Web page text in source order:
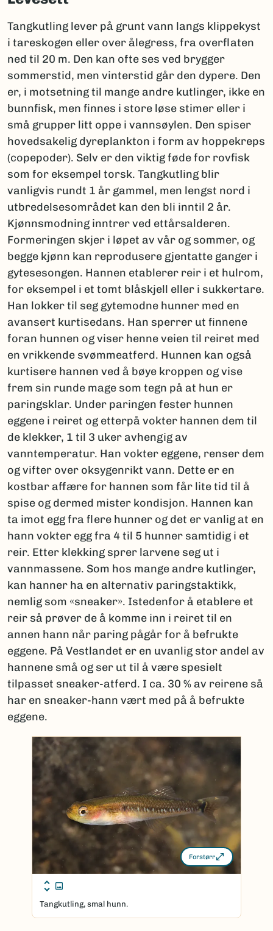
Tangkutling lever på grunt vann langs klippekyst
i tareskogen eller over ålegress, fra overflaten
ned til 20 m. Den kan ofte ses ved brygger
sommerstid, men vinterstid går den dypere. Den
er, i motsetning til mange andre kutlinger, ikke en
bunnfisk, men finnes i store løse stimer eller i
små grupper litt oppe i vannsøylen. Den spiser
hovedsakelig dyreplankton i form av hoppekreps
(copepoder). Selv er den viktig føde for rovfisk
som for eksempel torsk. Tangkutling blir
vanligvis rundt 1 år gammel, men lengst nord i
utbredelsesområdet kan den bli inntil 2 år.
Kjønnsmodning inntrer ved ettårsalderen.
Formeringen skjer i løpet av vår og sommer, og
begge kjønn kan reprodusere gjentatte ganger i
gytesesongen. Hannen etablerer reir i et hulrom,
for eksempel i et tomt blåskjell eller i sukkertare.
Han lokker til seg gytemodne hunner med en
avansert kurtisedans. Han sperrer ut finnene
foran hunnen og viser henne veien til reiret med
en vrikkende svømmeatferd. Hunnen kan også
kurtisere hannen ved å bøye kroppen og vise
frem sin runde mage som tegn på at hun er
paringsklar. Under paringen fester hunnen
eggene i reiret og etterpå vokter hannen dem til
de klekker, 1 til 3 uker avhengig av
vanntemperatur. Han vokter eggene, renser dem
og vifter over oksygenrikt vann. Dette er en
kostbar affære for hannen som får lite tid til å
spise og dermed mister kondisjon. Hannen kan
ta imot egg fra flere hunner og det er vanlig at en
hann vokter egg fra 4 til 5 hunner samtidig i et
reir. Etter klekking sprer larvene seg ut i
vannmassene. Som hos mange andre kutlinger,
kan hanner ha en alternativ paringstaktikk,
nemlig som «sneaker». Istedenfor å etablere et
reir så prøver de å komme inn i reiret til en
annen hann når paring pågår for å befrukte
eggene. På Vestlandet er en uvanlig stor andel av
hannene små og ser ut til å være spesielt
tilpasset sneaker-atferd. I ca. 30 % av reirene så
har en sneaker-hann vært med på å befrukte
eggene.
Forstørr
Tangkutling, smal hunn.